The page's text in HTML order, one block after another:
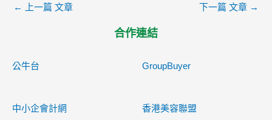
← 上一篇 文章 下一篇 文章 →
合作連結
公牛台 GroupBuyer
中小企會計網 香港美容聯盟